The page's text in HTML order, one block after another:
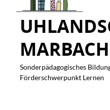
MARBACH
Sonderpädagogisches
Förderschwerpunkt Lernen